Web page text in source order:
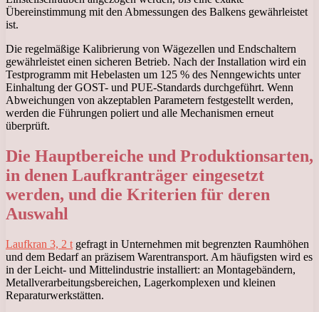
Übereinstimmung mit den Abmessungen des Balkens gewährleistet
ist.
Die regelmäßige Kalibrierung von Wägezellen und Endschaltern
gewährleistet einen sicheren Betrieb. Nach der Installation wird ein
Testprogramm mit Hebelasten um 125 % des Nenngewichts unter
Einhaltung der GOST- und PUE-Standards durchgeführt. Wenn
Abweichungen von akzeptablen Parametern festgestellt werden,
werden die Führungen poliert und alle Mechanismen erneut
überprüft.
Die Hauptbereiche und Produktionsarten,
in denen Laufkranträger eingesetzt
werden, und die Kriterien für deren
Auswahl
Laufkran 3, 2 t gefragt in Unternehmen mit begrenzten Raumhöhen
und dem Bedarf an präzisem Warentransport. Am häufigsten wird es
in der Leicht- und Mittelindustrie installiert: an Montagebändern,
Metallverarbeitungsbereichen, Lagerkomplexen und kleinen
Reparaturwerkstätten.